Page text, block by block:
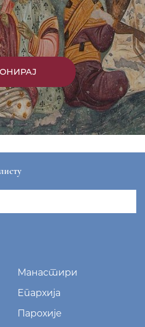
Манастири
Епархија
Парохије